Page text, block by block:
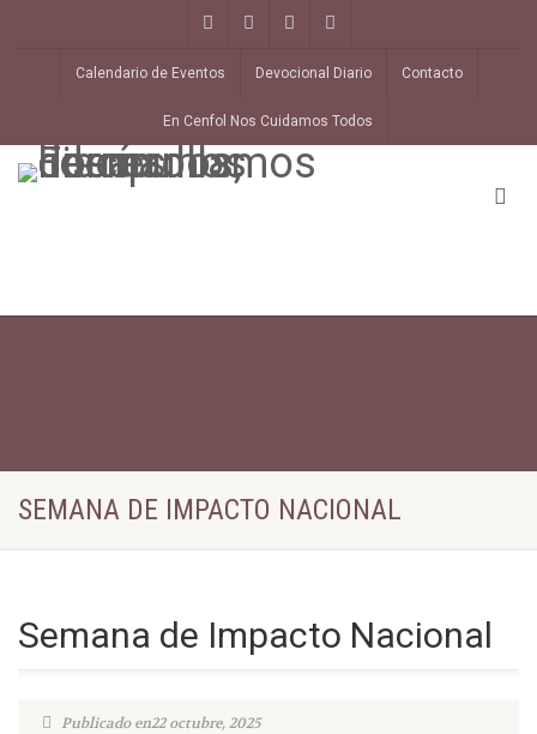
Calendario de Eventos Devocional Diario Contacto
En Cenfol Nos Cuidamos Todos
SEMANA DE IMPACTO NACIONAL
Semana de Impacto Nacional
Publicado en22 octubre, 2025